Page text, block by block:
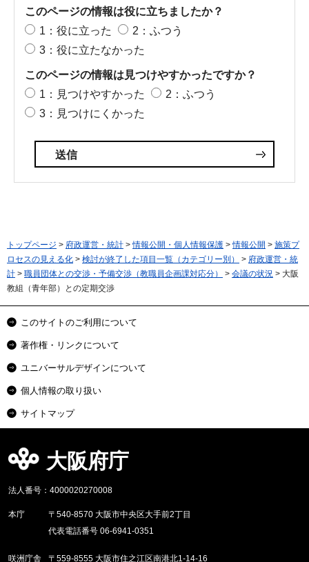
このページの情報は役に立ちましたか？
1：役に立った
2：ふつう
3：役に立たなかった
このページの情報は見つけやすかったですか？
1：見つけやすかった
2：ふつう
3：見つけにくかった
トップページ > 府政運営・統計 >情報公開・個人情報保護 >情報公開 > 施策プ
ロセスの見える化 > 検討が終了した項目一覧（カテゴリー別） > 府政運営・統
計 > 職員団体との交渉・予備交渉（教職員企画課対応分） > 会議の状況 > 大阪
教組（青年部）との定期交渉
このサイトのご利用について
著作権・リンクについて
ユニバーサルデザインについて
個人情報の取り扱い
サイトマップ
大阪府庁
法人番号：4000020270008
本庁
〒540-8570 大阪市中央区大手前2丁目
代表電話番号 06-6941-0351
咲洲庁舎 〒559-8555 大阪市住之江区南港北1-14-16